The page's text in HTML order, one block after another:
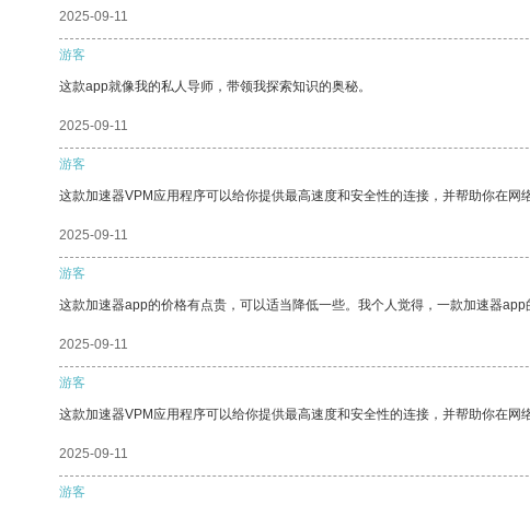
2025-09-11
游客
这款app就像我的私人导师，带领我探索知识的奥秘。
2025-09-11
游客
这款加速器VPM应用程序可以给你提供最高速度和安全性的连接，并帮助你在网
2025-09-11
游客
这款加速器app的价格有点贵，可以适当降低一些。我个人觉得，一款加速器app
2025-09-11
游客
这款加速器VPM应用程序可以给你提供最高速度和安全性的连接，并帮助你在网
2025-09-11
游客